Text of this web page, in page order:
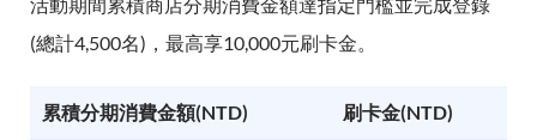
(總計4,500名)，最高享10,000元刷卡金。
累積分期消費金額(NTD) 刷卡金(NTD)